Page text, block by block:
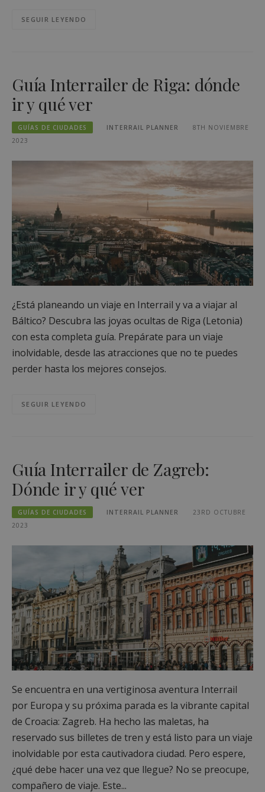
SEGUIR LEYENDO
Guía Interrailer de Riga: dónde
ir y qué ver
GUÍAS DE CIUDADES INTERRAIL PLANNER
8TH NOVIEMBRE
2023
¿Está planeando un viaje en Interrail y va a viajar al
Báltico? Descubra las joyas ocultas de Riga (Letonia)
con esta completa guía. Prepárate para un viaje
inolvidable, desde las atracciones que no te puedes
perder hasta los mejores consejos.
SEGUIR LEYENDO
Guía Interrailer de Zagreb:
Dónde ir y qué ver
GUÍAS DE CIUDADES INTERRAIL PLANNER
23RD OCTUBRE
2023
Se encuentra en una vertiginosa aventura Interrail
por Europa y su próxima parada es la vibrante capital
de Croacia: Zagreb. Ha hecho las maletas, ha
reservado sus billetes de tren y está listo para un viaje
inolvidable por esta cautivadora ciudad. Pero espere,
¿qué debe hacer una vez que llegue? No se preocupe,
compañero de viaje. Este...